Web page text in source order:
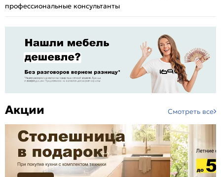
профессиональные консультанты
Акции Смотреть все